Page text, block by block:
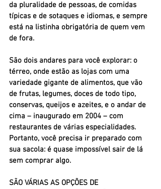
da pluralidade de pessoas, de comidas
típicas e de sotaques e idiomas, e sempre
está na listinha obrigatória de quem vem
de fora.
São dois andares para você explorar: o
térreo, onde estão as lojas com uma
variedade gigante de alimentos, que vão
de frutas, legumes, doces de todo tipo,
conservas, queijos e azeites, e o andar de
cima – inaugurado em 2004 – com
restaurantes de várias especialidades.
Portanto, você precisa ir preparado com
sua sacola: é quase impossível sair de lá
sem comprar algo.
SÃO VÁRIAS AS OPÇÕES DE